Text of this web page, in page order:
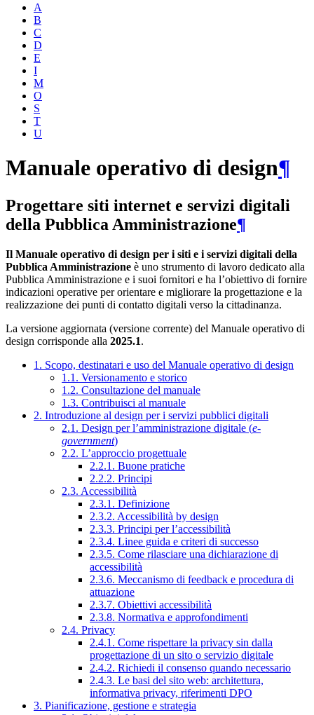
A
B
C
D
E
I
M
O
S
T
U
Manuale operativo di design¶
Progettare siti internet e servizi digitali
della Pubblica Amministrazione¶
Il Manuale operativo di design per i siti e i servizi digitali della
Pubblica Amministrazione è uno strumento di lavoro dedicato alla
Pubblica Amministrazione e i suoi fornitori e ha l’obiettivo di fornire
indicazioni operative per orientare e migliorare la progettazione e la
realizzazione dei punti di contatto digitali verso la cittadinanza.
La versione aggiornata (versione corrente) del Manuale operativo di
design corrisponde alla 2025.1.
1. Scopo, destinatari e uso del Manuale operativo di design
1.1. Versionamento e storico
1.2. Consultazione del manuale
1.3. Contribuisci al manuale
2. Introduzione al design per i servizi pubblici digitali
2.1. Design per l’amministrazione digitale (e-
government)
2.2. L’approccio progettuale
2.2.1. Buone pratiche
2.2.2. Principi
2.3. Accessibilità
2.3.1. Definizione
2.3.2. Accessibilità by design
2.3.3. Principi per l’accessibilità
2.3.4. Linee guida e criteri di successo
2.3.5. Come rilasciare una dichiarazione di
accessibilità
2.3.6. Meccanismo di feedback e procedura di
attuazione
2.3.7. Obiettivi accessibilità
2.3.8. Normativa e approfondimenti
2.4. Privacy
2.4.1. Come rispettare la privacy sin dalla
progettazione di un sito o servizio digitale
2.4.2. Richiedi il consenso quando necessario
2.4.3. Le basi del sito web: architettura,
informativa privacy, riferimenti DPO
3. Pianificazione, gestione e strategia